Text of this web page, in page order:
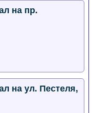
на пр.
на ул. Пестеля,